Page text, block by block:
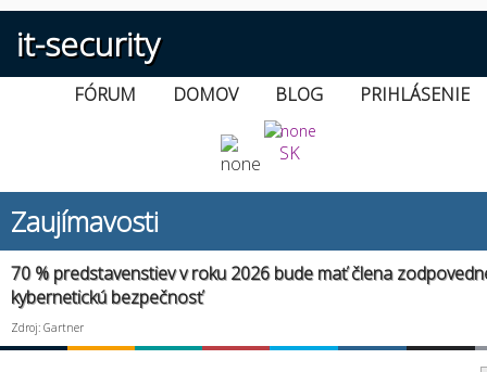
it-security
FÓRUM DOMOV BLOG PRIHLÁSENIE
SK
Zaujímavosti
70 % predstavenstiev v roku 2026 bude mať člena
kybernetickú bezpečnosť
Zdroj: Gartner